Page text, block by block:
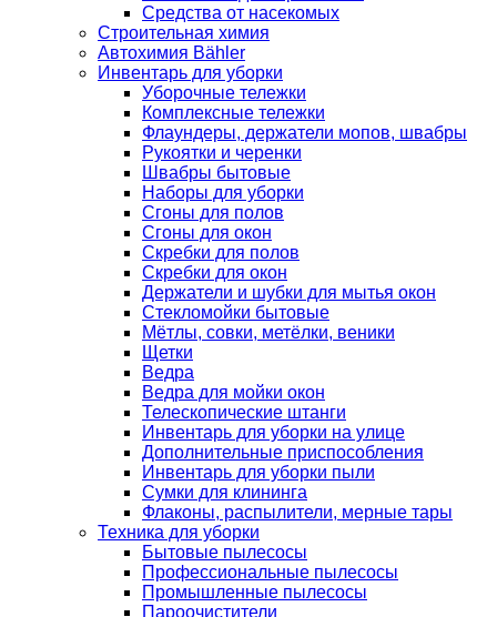
Средства от насекомых
Строительная химия
Автохимия Bähler
Инвентарь для уборки
Уборочные тележки
Комплексные тележки
Флаундеры, держатели мопов, швабры
Рукоятки и черенки
Швабры бытовые
Наборы для уборки
Сгоны для полов
Сгоны для окон
Скребки для полов
Скребки для окон
Держатели и шубки для мытья окон
Стекломойки бытовые
Мётлы, совки, метёлки, веники
Щетки
Ведра
Ведра для мойки окон
Телескопические штанги
Инвентарь для уборки на улице
Дополнительные приспособления
Инвентарь для уборки пыли
Сумки для клининга
Флаконы, распылители, мерные тары
Техника для уборки
Бытовые пылесосы
Профессиональные пылесосы
Промышленные пылесосы
Пароочистители